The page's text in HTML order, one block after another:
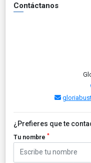
Contáctanos
¿Prefieres que te
Tu nombre *